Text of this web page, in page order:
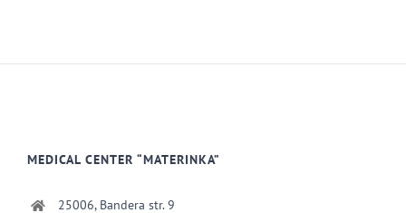
MEDICAL CENTER “MATERINKA”
25006, Bandera str. 9